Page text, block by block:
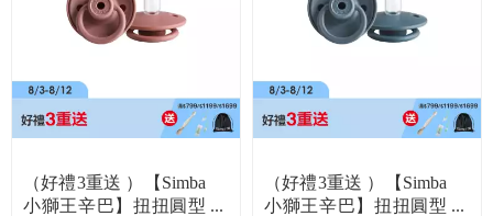
（好禮3重送 ）【Simba
小獅王辛巴】扭扭圓型
（好禮3重送 ）【Simba
小獅王辛巴】扭扭圓型